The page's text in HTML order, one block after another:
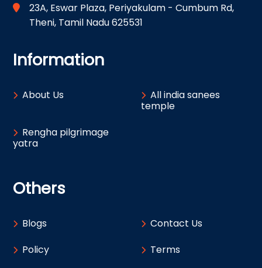
23A, Eswar Plaza, Periyakulam - Cumbum Rd,
Theni, Tamil Nadu 625531
Information
About Us
All india sanees
temple
Rengha pilgrimage
yatra
Others
Blogs
Contact Us
Policy
Terms